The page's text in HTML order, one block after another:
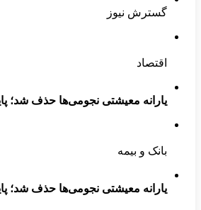
گسترش نیوز
اقتصاد
یارانه معیشتی نجومی‌ها حذف شد؛
بانک و بیمه
یارانه معیشتی نجومی‌ها حذف شد؛